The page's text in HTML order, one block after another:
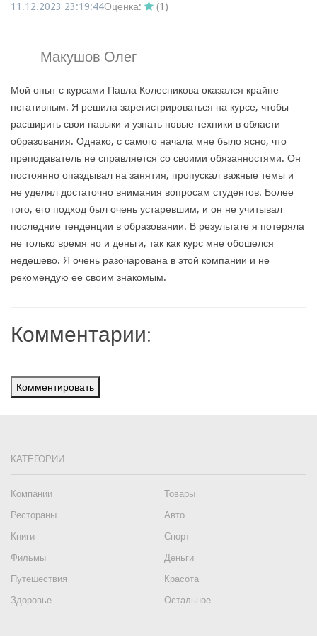
11.12.2023 23:19:44Оценка: (1 )
Макушов Олег
Мой опыт с курсами Павла Колесникова оказался крайне
негативным. Я решила зарегистрироваться на курсе, чтобы
расширить свои навыки и узнать новые техники в области
образования. Однако, с самого начала мне было ясно, что
преподаватель не справляется со своими обязанностями. Он
постоянно опаздывал на занятия, пропускал важные темы и
не уделял достаточно внимания вопросам студентов. Более
того, его подход был очень устаревшим, и он не учитывал
последние тенденции в образовании. В результате я потеряла
не только время но и деньги, так как курс мне обошелся
недешево. Я очень разочарована в этой компании и не
рекомендую ее своим знакомым.
Комментарии:
Комментировать
КАТЕГОРИИ
Компании
Товары
Рестораны
Авто
Книги
Спорт
Фильмы
Деньги
Путешествия
Красота
Здоровье
Остальное